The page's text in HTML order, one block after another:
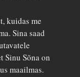
kuidas me
Sina saad
Sinu Sõna on
maailmas.